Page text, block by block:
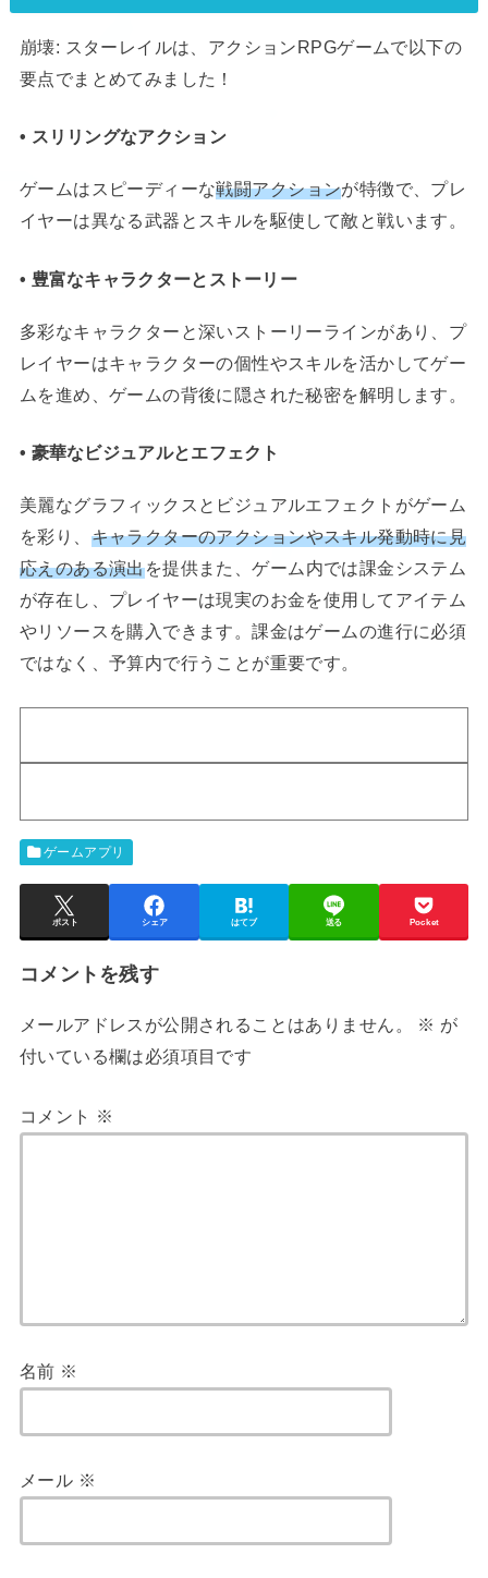
崩壊: スターレイルは、アクションRPGゲームで以下の
要点でまとめてみました！
• スリリングなアクション
ゲームはスピーディーな戦闘アクションが特徴で、プレ
イヤーは異なる武器とスキルを駆使して敵と戦います。
• 豊富なキャラクターとストーリー
多彩なキャラクターと深いストーリーラインがあり、プ
レイヤーはキャラクターの個性やスキルを活かしてゲー
ムを進め、ゲームの背後に隠された秘密を解明します。
• 豪華なビジュアルとエフェクト
美麗なグラフィックスとビジュアルエフェクトがゲーム
を彩り、 キャラクターのアクションやスキル発動時に見
応えのある演出を提供また、ゲーム内では課金システム
が存在し、プレイヤーは現実のお金を使用してアイテム
やリソースを購入できます。課金はゲームの進行に必須
ではなく、予算内で行うことが重要です。
ゲームアプリ
ポスト シェア はてブ 送る Pocket
コメントを残す
メールアドレスが公開されることはありません。 ※ が
付いている欄は必須項目です
コメント ※
名前 ※
メール ※